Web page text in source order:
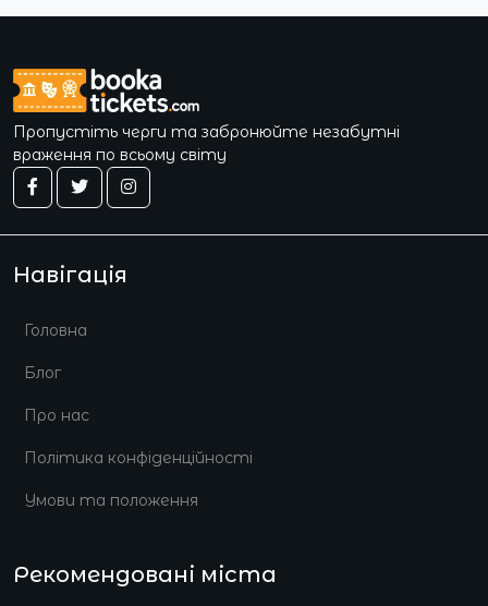
Пропустіть черги та забронюйте незабутні
враження по всьому світу
Навігація
Головна
Блог
Про нас
Політика конфіденційності
Умови та положення
Рекомендовані міста